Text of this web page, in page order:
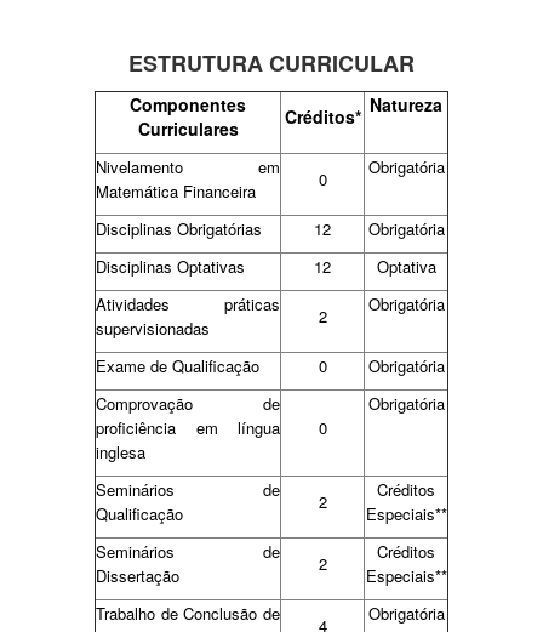
ESTRUTURA CURRICULAR
Componentes
Curriculares
Créditos* Natureza
Nivelamento em
Matemática Financeira
0
Obrigatória
Disciplinas Obrigatórias 12
Obrigatória
Disciplinas Optativas
12
Optativa
Atividades práticas
supervisionadas
2
Obrigatória
Exame de Qualificação 0
Obrigatória
Comprovação de
proficiência em língua
inglesa
0
Obrigatória
Seminários de
Qualificação
2
Créditos
Especiais**
Seminários de
Dissertação
2
Créditos
Especiais**
Trabalho de Conclusão de
4
Obrigatória